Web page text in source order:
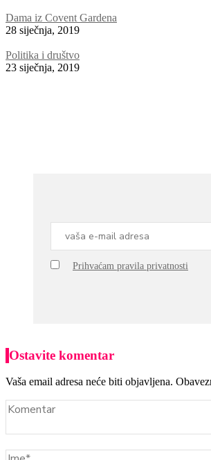
Dama iz Covent Gardena
28 siječnja, 2019
Politika i društvo
23 siječnja, 2019
Prihvaćam pravila privatnosti
Ostavite komentar
Vaša email adresa neće biti objavljena.